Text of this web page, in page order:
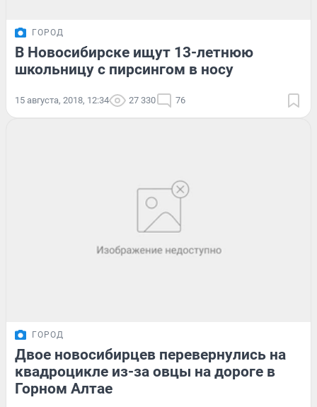
ГОРОД
В Новосибирске ищут 13-летнюю
школьницу с пирсингом в носу
15 августа, 2018, 12:34 27 330 76
ГОРОД
Двое новосибирцев перевернулись на
квадроцикле из-за овцы на дороге в
Горном Алтае